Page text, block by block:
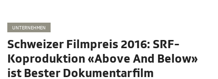
UNTERNEHMEN
Schweizer Filmpreis 2016: SRF-
Koproduktion «Above And Below»
ist Bester Dokumentarfilm